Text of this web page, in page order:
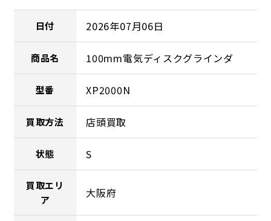
日付 2026年07月06日
商品名 100mm電気ディスクグラインダ
型番 XP2000N
買取方法 店頭買取
状態 S
買取エリ
ア
大阪府